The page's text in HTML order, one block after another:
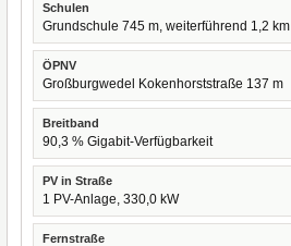
Schulen
Grundschule 745 m, weiterführend 1,2 km
ÖPNV
Großburgwedel Kokenhorststraße 137 m
Breitband
90,3 % Gigabit-Verfügbarkeit
PV in Straße
1 PV-Anlage, 330,0 kW
Fernstraße